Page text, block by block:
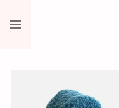
de
hoofdinhoud